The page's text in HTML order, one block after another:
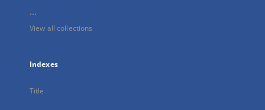
...
View all collections
Indexes
Title